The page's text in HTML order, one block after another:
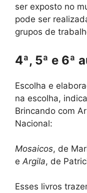
ser exposto no
pode ser
grupos de
4ª, 5ª e 6ª
Escolha e
na escolha,
Brincando com
Nacional:
Mosaicos, de
e Argila, de
Esses livros